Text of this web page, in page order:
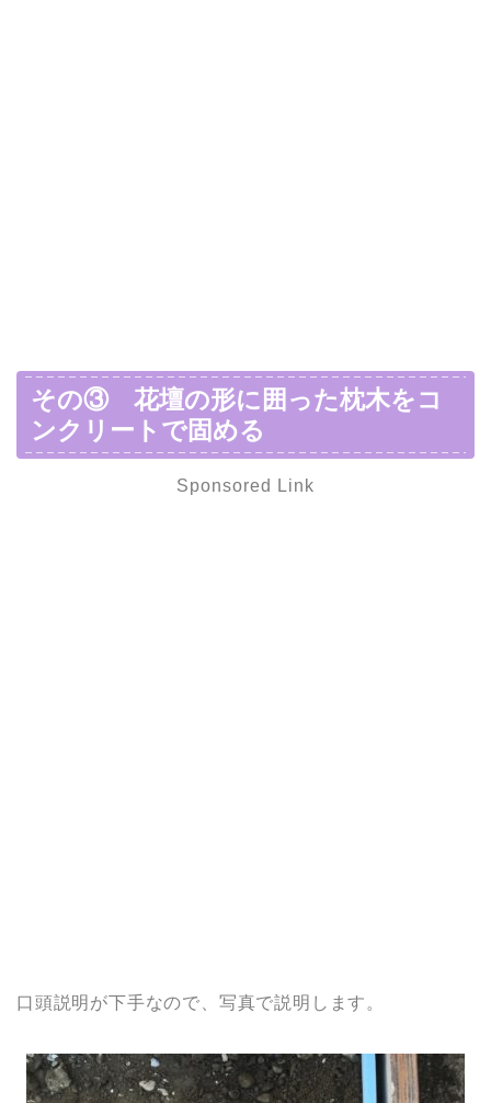
その③ 花壇の形に囲った枕木をコ
ンクリートで固める
Sponsored Link
口頭説明が下手なので、写真で説明します。